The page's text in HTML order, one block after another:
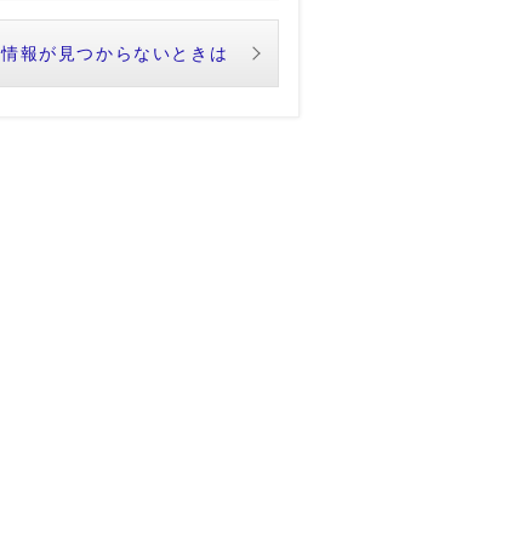
情報が見つからないときは